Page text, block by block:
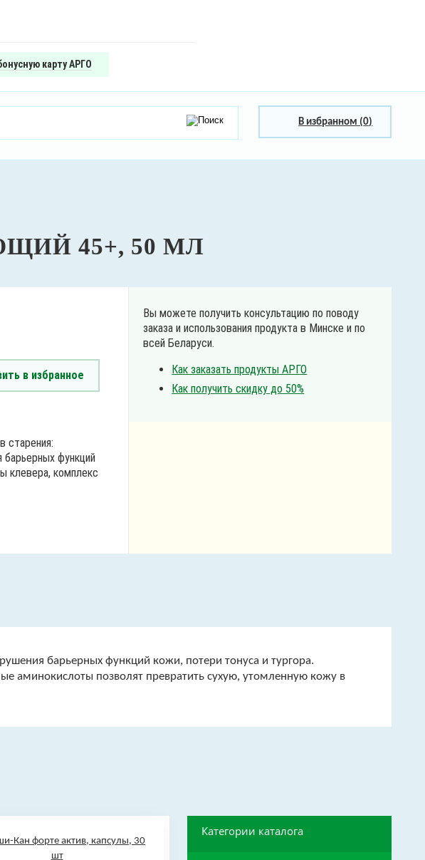
карту АРГО
В избранном (0)
45+, 50 МЛ
в избранное
старения:
барьерных функций
клевера, комплекс
Вы можете получить консультацию по поводу
заказа и использования продукта в Минске и по
всей Беларуси.
Как заказать продукты АРГО
Как получить скидку до 50%
барьерных функций кожи, потери тонуса и тургора.
аминокислоты позволят превратить сухую, утомленную кожу в
Категории каталога